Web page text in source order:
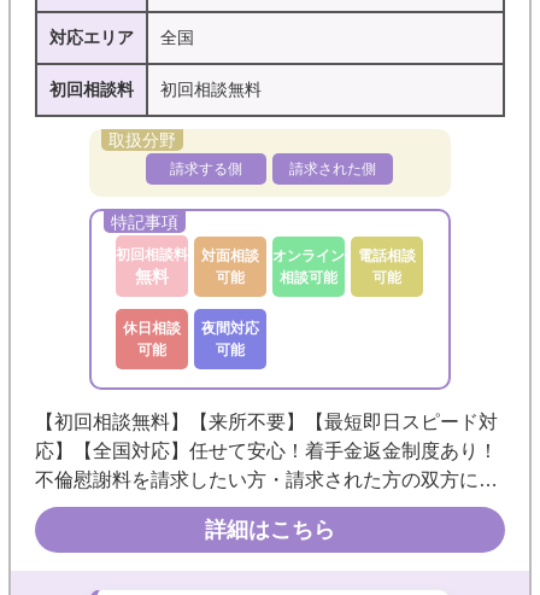
対応エリア 全国
初回相談料 初回相談無料
請求する側 請求された側
初回相談料
無料
対面相談
可能
オンライン
相談可能
電話相談
可能
休日相談
可能
夜間対応
可能
【初回相談無料】【来所不要】【最短即日スピード対
応】【全国対応】任せて安心！着手金返金制度あり！
不倫慰謝料を請求したい方・請求された方の双方につ
いて、数多くのご依頼に対応してきました。親しみや
すさを大切に納得して進められる解決を目指します。
詳細はこちら